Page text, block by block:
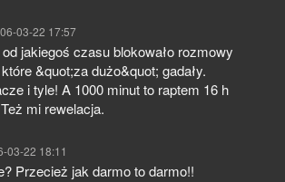
03-22 17:57
jakiegoś czasu blokowało rozmowy
&quot;za dużo&quot; gadały.
i tyle! A 1000 minut to raptem 16 h
mi rewelacja.
03-22 18:11
Przecież jak darmo to darmo!!